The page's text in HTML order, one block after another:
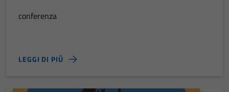
conferenza
LEGGI DI PIÙ